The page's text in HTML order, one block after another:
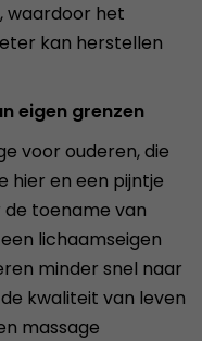
waardoor het
kan herstellen
eigen grenzen
voor ouderen, die
hier en een pijntje
toename van
lichaamseigen
minder snel naar
kwaliteit van leven
massage